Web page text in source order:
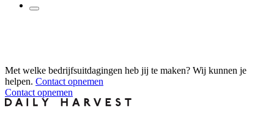
Met welke bedrijfsuitdagingen heb jij te maken? Wij kunnen je
helpen. Contact opnemen
Contact opnemen